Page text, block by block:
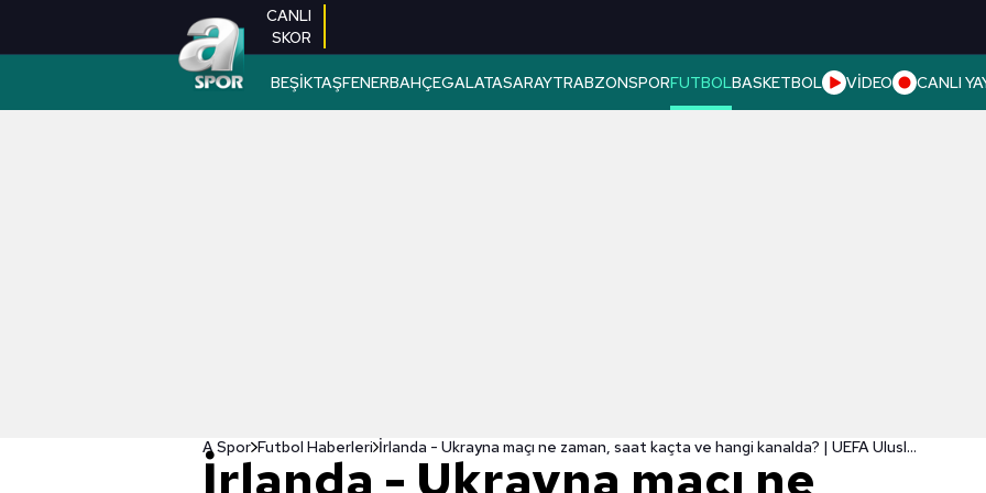
CANLI
SKOR
BEŞİKTAŞFENERBAHÇEGALATASARAYTRABZONSPORFUTBOLBASKETBOL VİDEO CANLI
A Spor Futbol Haberleri İrlanda - Ukrayna maçı ne zaman, saat kaçta ve hangi kanalda? | UEFA Uluslar Ligi
İrlanda - Ukrayna maçı ne